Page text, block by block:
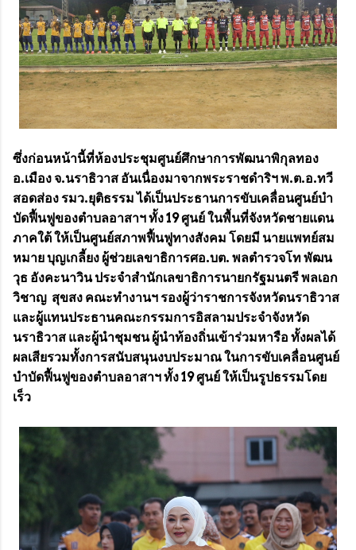
ซึ่งก่อนหน้านี้ที่ห้องประชุมศูนย์ศึกษาการพัฒนาพิกุลทอง
อ.เมือง จ.นราธิวาส อันเนื่องมาจากพระราชดำริฯ พ.ต.อ.ทวี
สอดส่อง รมว.ยุติธรรม ได้เป็นประธานการขับเคลื่อนศูนย์บํา
บัดฟื้นฟูของตําบลอาสาฯ ทั้ง 19 ศูนย์ ในพื้นที่จังหวัดชายแดน
ภาคใต้ ให้เป็นศูนย์สภาพฟื้นฟูทางสังคม โดยมี นายแพทย์สม
หมาย บุญเกลี้ยง ผู้ช่วยเลขาธิการศอ.บต. พลตำรวจโท พัฒน
วุธ อังคะนาวิน ประจำสำนักเลขาธิการนายกรัฐมนตรี พลเอก
วิชาญ สุขสง คณะทำงานฯ รองผู้ว่าราชการจังหวัดนราธิวาส
และผู้แทนประธานคณะกรรมการอิสลามประจำจังหวัด
นราธิวาส และผู้นำชุมชน ผู้นำท้องถิ่นเข้าร่วมหารือ ทั้งผลได้
ผลเสียรวมทั้งการสนับสนุนงบประมาณ ในการขับเคลื่อนศูนย์
บําบัดฟื้นฟูของตําบลอาสาฯ ทั้ง 19 ศูนย์ ให้เป็นรูปธรรมโดย
เร็ว